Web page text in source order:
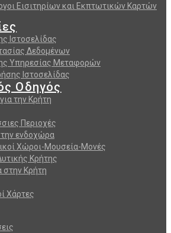
Εισιτηρίων και Εκπτωτικών Καρτών
Ιστοσελίδας
Δεδομένων
Υπηρεσίας Μεταφορών
Ιστοσελίδας
Οδηγός
την Κρήτη
Περιοχές
ενδοχώρα
Χώροι-Μουσεία-Μονές
Κρήτης
στην Κρήτη
Χάρτες